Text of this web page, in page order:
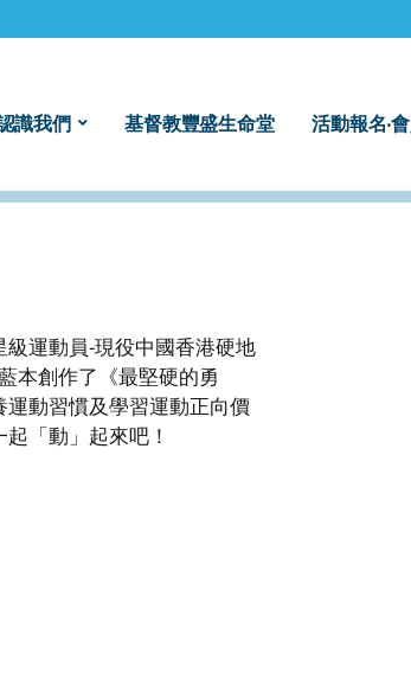
識我們 基督教豐盛生命堂 活動報名‧
級運動員-現役中國香港硬地
本創作了《最堅硬的勇
動習慣及學習運動正向價
「動」起來吧！